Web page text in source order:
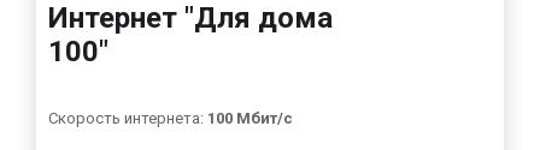
Интернет "Для дома
100"
Скорость интернета: 100 Мбит/с